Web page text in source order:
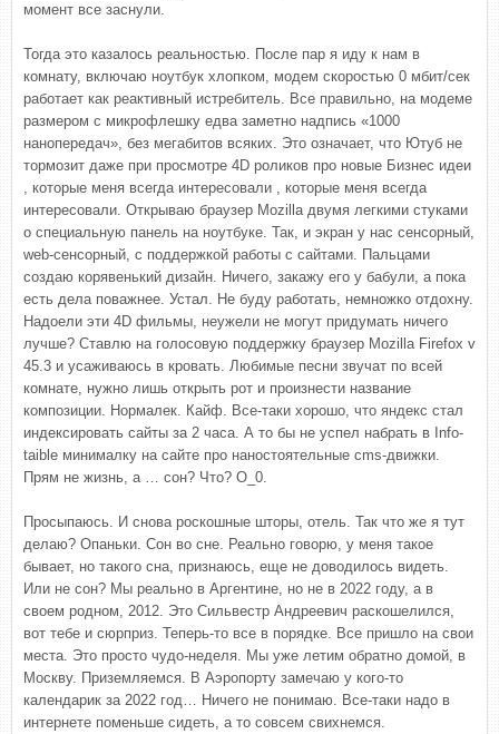
момент все заснули.
Тогда это казалось реальностью. После пар я иду к нам в
комнату, включаю ноутбук хлопком, модем скоростью 0 мбит/сек
работает как реактивный истребитель. Все правильно, на модеме
размером с микрофлешку едва заметно надпись «1000
нанопередач», без мегабитов всяких. Это означает, что Ютуб не
тормозит даже при просмотре 4D роликов про новые Бизнес идеи
, которые меня всегда интересовали , которые меня всегда
интересовали. Открываю браузер Mozilla двумя легкими стуками
о специальную панель на ноутбуке. Так, и экран у нас сенсорный,
web-сенсорный, с поддержкой работы с сайтами. Пальцами
создаю корявенький дизайн. Ничего, закажу его у бабули, а пока
есть дела поважнее. Устал. Не буду работать, немножко отдохну.
Надоели эти 4D фильмы, неужели не могут придумать ничего
лучше? Ставлю на голосовую поддержку браузер Mozilla Firefox v
45.3 и усаживаюсь в кровать. Любимые песни звучат по всей
комнате, нужно лишь открыть рот и произнести название
композиции. Нормалек. Кайф. Все-таки хорошо, что яндекс стал
индексировать сайты за 2 часа. А то бы не успел набрать в Info-
taible минималку на сайте про наностоятельные cms-движки.
Прям не жизнь, а … сон? Что? О_0.
Просыпаюсь. И снова роскошные шторы, отель. Так что же я тут
делаю? Опаньки. Сон во сне. Реально говорю, у меня такое
бывает, но такого сна, признаюсь, еще не доводилось видеть.
Или не сон? Мы реально в Аргентине, но не в 2022 году, а в
своем родном, 2012. Это Сильвестр Андреевич раскошелился,
вот тебе и сюрприз. Теперь-то все в порядке. Все пришло на свои
места. Это просто чудо-неделя. Мы уже летим обратно домой, в
Москву. Приземляемся. В Аэропорту замечаю у кого-то
календарик за 2022 год… Ничего не понимаю. Все-таки надо в
интернете поменьше сидеть, а то совсем свихнемся.